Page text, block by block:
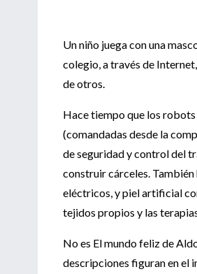
Un niño juega con una
colegio, a través de
de otros.
Hace tiempo que los robots
(comandadas desde la
de seguridad y control del
construir cárceles.
eléctricos, y piel artificial
tejidos propios y las
No es El mundo feliz de
descripciones figuran en el